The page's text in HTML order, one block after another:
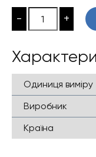
- +
Одиниця виміру
Виробник
Країна